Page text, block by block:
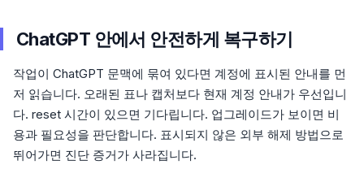
ChatGPT 안에서 안전하게 복구하기
작업이 ChatGPT 문맥에 묶여 있다면 계정에 표시된 안내를 먼
저 읽습니다. 오래된 표나 캡처보다 현재 계정 안내가 우선입니
다. reset 시간이 있으면 기다립니다. 업그레이드가 보이면 비
용과 필요성을 판단합니다. 표시되지 않은 외부 해제 방법으로
뛰어가면 진단 증거가 사라집니다.